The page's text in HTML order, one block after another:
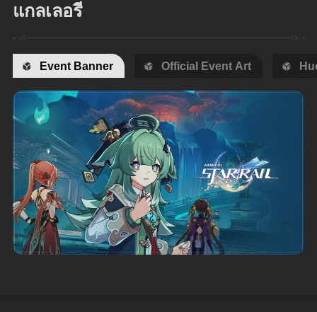
แกลเลอรี
Event Banner Official Event Art